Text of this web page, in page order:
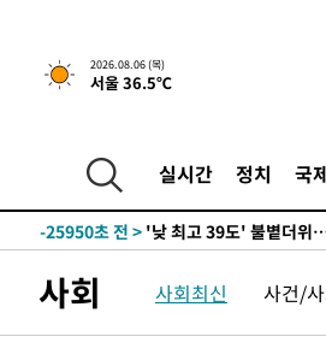
2026.08.06 (목)
서울 36.5℃
실시간 정치 국
-2767초 전 >[속보]경찰, '홍명보 선임
-28970초 전 >[속보]합참 "北 발사체는
-27148초 전 >
[속보] SKT, 에이닷 서
-26554초 전 >
-25950초 전 > '낮 최고 39도' 불볕더위
-25571초 전 >
"韓 외환시장 개입 관측
-25398초 전 >'월드컵 탈락 후폭풍' 축
사회 사회최신 사건/